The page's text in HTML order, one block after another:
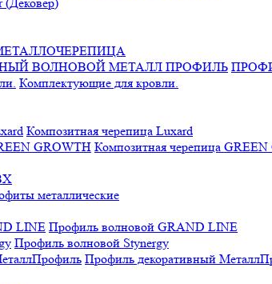
Комплектующие для кровли.
Композитная черепица Luxard
Композитная черепица
металлические
Профиль волновой GRAND LINE
Профиль волновой Stynergy
Профиль декоративный